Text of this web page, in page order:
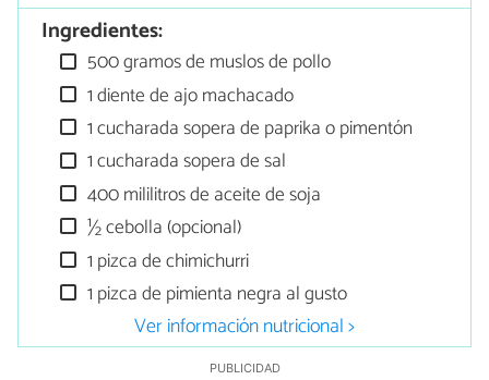
Ingredientes:
500 gramos de muslos de pollo
1 diente de ajo machacado
1 cucharada sopera de paprika o pimentón
1 cucharada sopera de sal
400 mililitros de aceite de soja
½ cebolla (opcional)
1 pizca de chimichurri
1 pizca de pimienta negra al gusto
Ver información nutricional >